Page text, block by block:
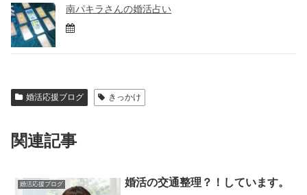
南パキラさんの婚活占い
婚活応援ブログ きっかけ
関連記事
婚活応援ブログ 婚活の交通整理？！しています。